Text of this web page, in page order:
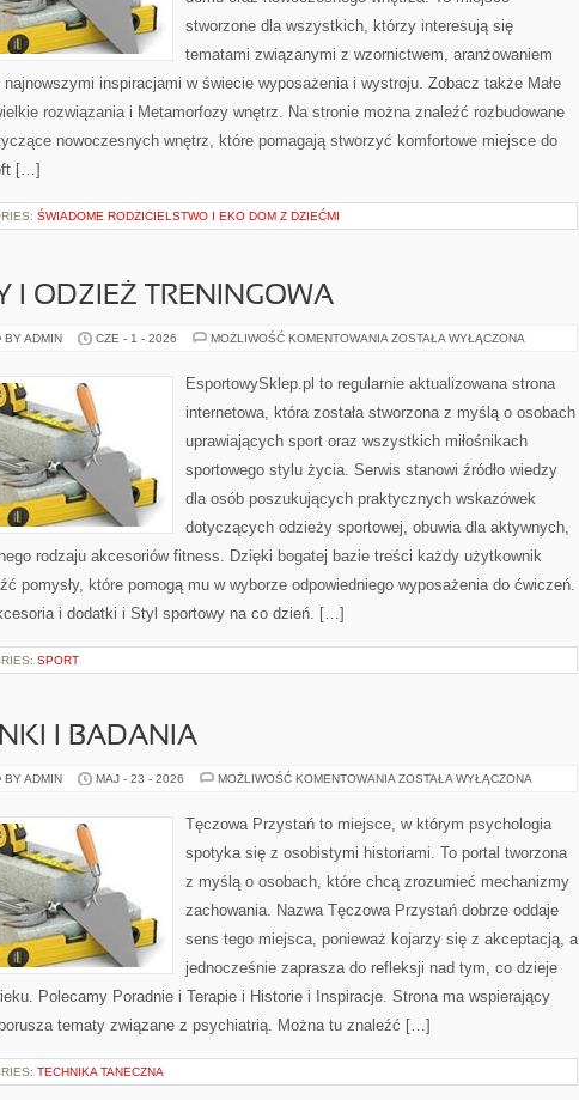
stworzone dla wszystkich, którzy interesują się
tematami związanymi z wzornictwem, aranżowaniem
najnowszymi inspiracjami w świecie wyposażenia i wystroju. Zobacz także Małe
rozwiązania i Metamorfozy wnętrz. Na stronie można znaleźć rozbudowane
nowoczesnych wnętrz, które pomagają stworzyć komfortowe miejsce do
[…]
ŚWIADOME RODZICIELSTWO I EKO DOM Z DZIEĆMI
I ODZIEŻ TRENINGOWA
BY ADMIN CZE - 1 - 2026 MOŻLIWOŚĆ KOMENTOWANIA DRESY
TRENINGOWA
ZOSTAŁA WYŁĄCZONA
EsportowySklep.pl to regularnie aktualizowana strona
internetowa, która została stworzona z myślą o osobach
uprawiających sport oraz wszystkich miłośnikach
sportowego stylu życia. Serwis stanowi źródło wiedzy
dla osób poszukujących praktycznych wskazówek
dotyczących odzieży sportowej, obuwia dla aktywnych,
rodzaju akcesoriów fitness. Dzięki bogatej bazie treści każdy użytkownik
pomysły, które pomogą mu w wyborze odpowiedniego wyposażenia do ćwiczeń.
i dodatki i Styl sportowy na co dzień. […]
SPORT
I BADANIA
BY ADMIN MAJ - 23 - 2026 MOŻLIWOŚĆ KOMENTOWANIA NOWINKI
ZOSTAŁA WYŁĄCZONA
Tęczowa Przystań to miejsce, w którym psychologia
spotyka się z osobistymi historiami. To portal tworzona
z myślą o osobach, które chcą zrozumieć mechanizmy
zachowania. Nazwa Tęczowa Przystań dobrze oddaje
sens tego miejsca, ponieważ kojarzy się z akceptacją, a
jednocześnie zaprasza do refleksji nad tym, co dzieje
Polecamy Poradnie i Terapie i Historie i Inspiracje. Strona ma wspierający
tematy związane z psychiatrią. Można tu znaleźć […]
TECHNIKA TANECZNA